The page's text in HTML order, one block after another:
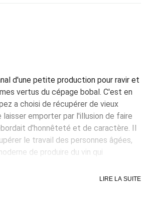
d'une petite production pour ravir et
vertus du cépage bobal. C'est en
a choisi de récupérer de vieux
emporter par l'illusion de faire
d'honnêteté et de caractère. Il
le travail des personnes âgées,
de produire du vin qui
lunaire et en respectant au maximum
prés de Venta del Moro, à Utiel-
LIRE LA SUITE